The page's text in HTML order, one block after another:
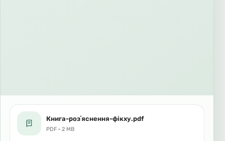
Книга-розʼяснення-фікху.pdf
PDF · 2 MB